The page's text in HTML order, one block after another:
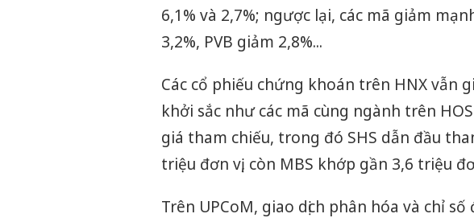
6,1% và 2,7%; ngược lại, các mã giảm
3,2%, PVB giảm 2,8%...
Các cổ phiếu chứng khoán trên HNX vẫn
khởi sắc như các mã cùng ngành trên
giá tham chiếu, trong đó SHS dẫn đầu
triệu đơn vị, còn MBS khớp gần 3,6 triệu
Trên UPCoM, giao dịch phân hóa và chỉ